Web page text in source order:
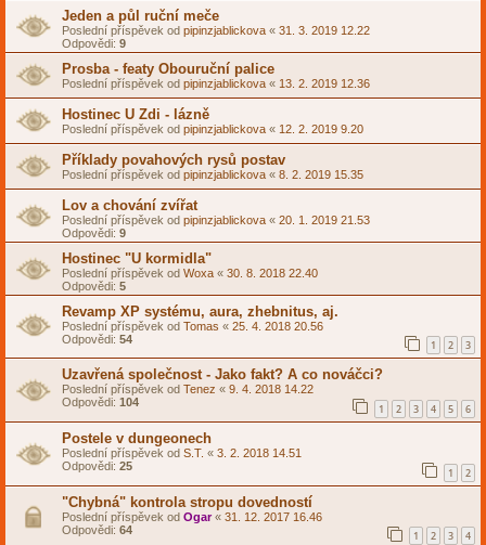
Jeden a půl ruční meče
Poslední příspěvek od pipinzjablickova « 31. 3. 2019 12.22
Odpovědi: 9
Prosba - featy Obouruční palice
Poslední příspěvek od pipinzjablickova « 13. 2. 2019 12.36
Hostinec U Zdi - lázně
Poslední příspěvek od pipinzjablickova « 12. 2. 2019 9.20
Příklady povahových rysů postav
Poslední příspěvek od pipinzjablickova « 8. 2. 2019 15.35
Lov a chování zvířat
Poslední příspěvek od pipinzjablickova « 20. 1. 2019 21.53
Odpovědi: 9
Hostinec "U kormidla"
Poslední příspěvek od Woxa « 30. 8. 2018 22.40
Odpovědi: 5
Revamp XP systému, aura, zhebnitus, aj.
Poslední příspěvek od Tomas « 25. 4. 2018 20.56
Odpovědi: 54 1 2 3
Uzavřená společnost - Jako fakt? A co nováčci?
Poslední příspěvek od Tenez « 9. 4. 2018 14.22
Odpovědi: 104 1 2 3 4 5 6
Postele v dungeonech
Poslední příspěvek od S.T. « 3. 2. 2018 14.51
Odpovědi: 25 1 2
"Chybná" kontrola stropu dovedností
Poslední příspěvek od Ogar« 31. 12. 2017 16.46
Odpovědi: 64 1 2 3 4